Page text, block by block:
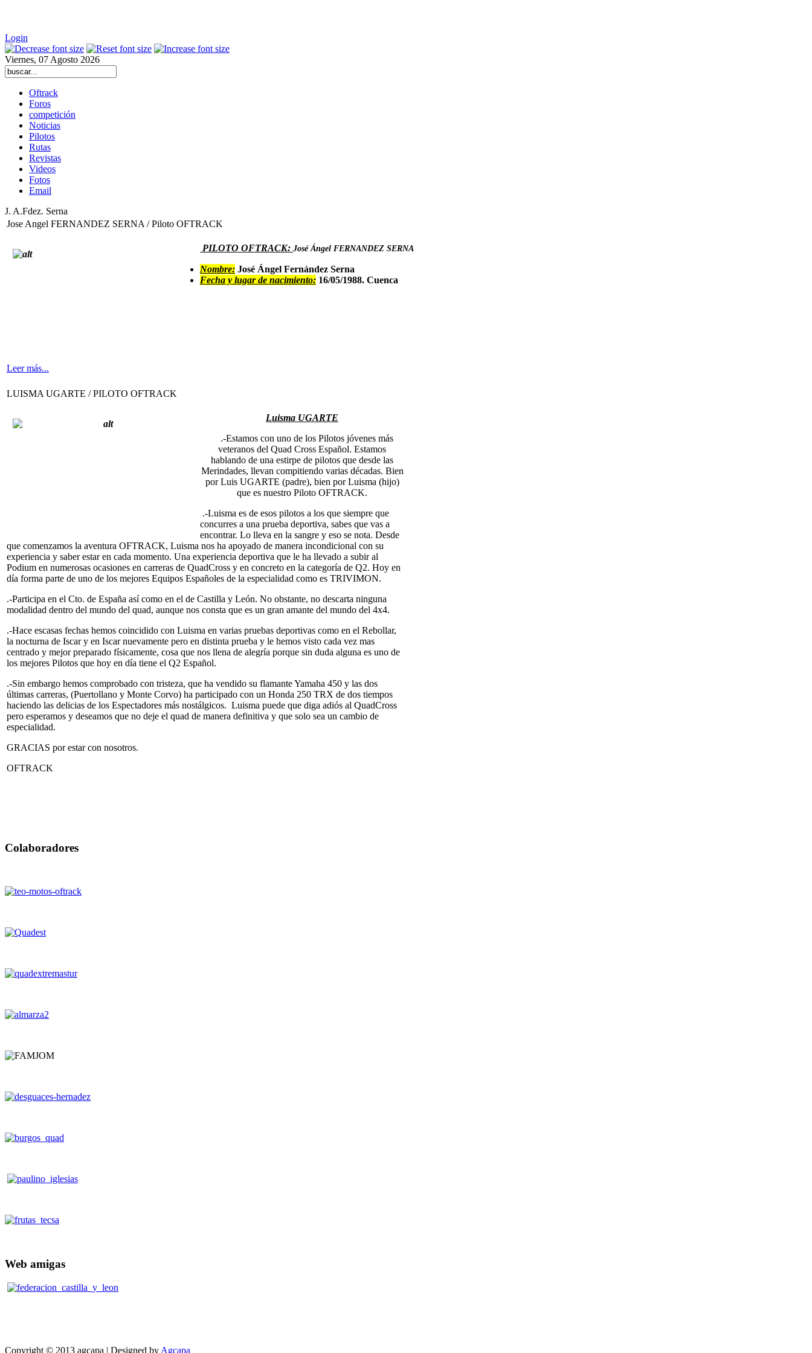
Login
Viernes, 07 Agosto 2026
Oftrack
Foros
competición
Noticias
Pilotos
Rutas
Revistas
Videos
Fotos
Email
J. A.Fdez. Serna
Jose Angel FERNANDEZ SERNA / Piloto OFTRACK
PILOTO OFTRACK: José Ángel FERNANDEZ SERNA
Nombre: José Ángel Fernández Serna
Fecha y lugar de nacimiento: 16/05/1988. Cuenca
Leer más...
LUISMA UGARTE / PILOTO OFTRACK
Luisma UGARTE
.-Estamos con uno de los Pilotos jóvenes más
veteranos del Quad Cross Español. Estamos
hablando de una estirpe de pilotos que desde las
Merindades, llevan compitiendo varias décadas. Bien
por Luis UGARTE (padre), bien por Luisma (hijo)
que es nuestro Piloto OFTRACK.
.-Luisma es de esos pilotos a los que siempre que
concurres a una prueba deportiva, sabes que vas a
encontrar. Lo lleva en la sangre y eso se nota. Desde
que comenzamos la aventura OFTRACK, Luisma nos ha apoyado de manera incondicional con su
experiencia y saber estar en cada momento. Una experiencia deportiva que le ha llevado a subir al
Podium en numerosas ocasiones en carreras de QuadCross y en concreto en la categoría de Q2. Hoy en
día forma parte de uno de los mejores Equipos Españoles de la especialidad como es TRIVIMON.
.-Participa en el Cto. de España así como en el de Castilla y León. No obstante, no descarta ninguna
modalidad dentro del mundo del quad, aunque nos consta que es un gran amante del mundo del 4x4.
.-Hace escasas fechas hemos coincidido con Luisma en varias pruebas deportivas como en el Rebollar,
la nocturna de Iscar y en Iscar nuevamente pero en distinta prueba y le hemos visto cada vez mas
centrado y mejor preparado físicamente, cosa que nos llena de alegría porque sin duda alguna es uno de
los mejores Pilotos que hoy en día tiene el Q2 Español.
.-Sin embargo hemos comprobado con tristeza, que ha vendido su flamante Yamaha 450 y las dos
últimas carreras, (Puertollano y Monte Corvo) ha participado con un Honda 250 TRX de dos tiempos
haciendo las delicias de los Espectadores más nostálgicos. Luisma puede que diga adiós al QuadCross
pero esperamos y deseamos que no deje el quad de manera definitiva y que solo sea un cambio de
especialidad.
GRACIAS por estar con nosotros.
OFTRACK
Colaboradores
Web amigas
Copyright © 2013 agcapa | Designed by Agcapa